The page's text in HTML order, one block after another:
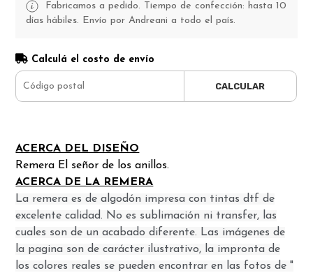
Fabricamos a pedido. Tiempo de confección: hasta 10
días hábiles. Envío por Andreani a todo el país.
Calculá el costo de envío
CALCULAR
ACERCA DEL DISEÑO
Remera El señor de los anillos.
ACERCA DE LA REMERA
La remera es de algodón impresa con tintas dtf de
excelente calidad. No es sublimación ni transfer, las
cuales son de un acabado diferente. Las imágenes de
la pagina son de carácter ilustrativo, la impronta de
los colores reales se pueden encontrar en las fotos de "